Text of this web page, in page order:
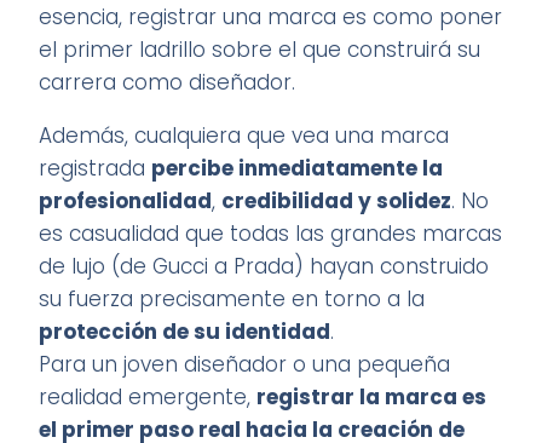
esencia, registrar una marca es como poner
el primer ladrillo sobre el que construirá su
carrera como diseñador.
Además, cualquiera que vea una marca
registrada percibe inmediatamente la
profesionalidad, credibilidad y solidez. No
es casualidad que todas las grandes marcas
de lujo (de Gucci a Prada) hayan construido
su fuerza precisamente en torno a la
protección de su identidad.
Para un joven diseñador o una pequeña
realidad emergente, registrar la marca es
el primer paso real hacia la creación de